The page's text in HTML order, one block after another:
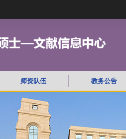
师资队伍 教务公告